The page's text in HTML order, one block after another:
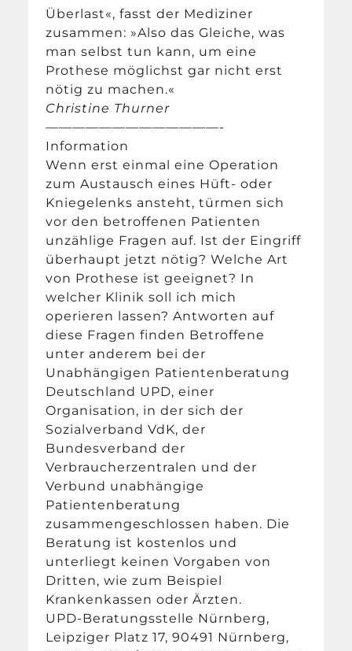
Überlast«, fasst der Mediziner
zusammen: »Also das Gleiche, was
man selbst tun kann, um eine
Prothese möglichst gar nicht erst
nötig zu machen.«
Christine Thurner
—————————————-
Information
Wenn erst einmal eine Operation
zum Austausch eines Hüft- oder
Kniegelenks ansteht, türmen sich
vor den betroffenen Patienten
unzählige Fragen auf. Ist der Eingriff
überhaupt jetzt nötig? Welche Art
von Prothese ist geeignet? In
welcher Klinik soll ich mich
operieren lassen? Antworten auf
diese Fragen finden Betroffene
unter anderem bei der
Unabhängigen Patientenberatung
Deutschland UPD, einer
Organisation, in der sich der
Sozialverband VdK, der
Bundesverband der
Verbraucherzentralen und der
Verbund unabhängige
Patientenberatung
zusammengeschlossen haben. Die
Beratung ist kostenlos und
unterliegt keinen Vorgaben von
Dritten, wie zum Beispiel
Krankenkassen oder Ärzten.
UPD-Beratungsstelle Nürnberg,
Leipziger Platz 17, 90491 Nürnberg,